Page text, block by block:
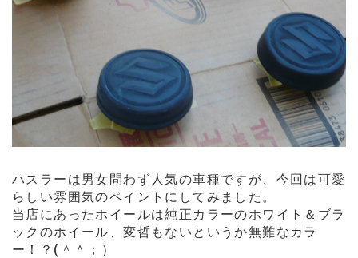
ハスラーは男女問わず人気の車種ですが、今回は可愛
らしい雰囲気のペイントにしてみました。
当店にあったホイールは純正カラーのホワイト＆ブラ
ックのホイール、変哲もないというか無難なカラ
ー！？(＾＾； ）